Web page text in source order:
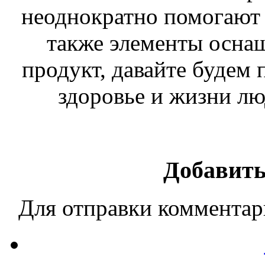
неоднократно
также элементы
продукт, давайте будем
здоровье и жизни
Для отправки